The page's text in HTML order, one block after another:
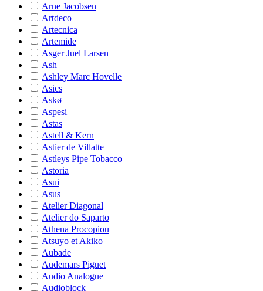
Arne Jacobsen
Artdeco
Artecnica
Artemide
Asger Juel Larsen
Ash
Ashley Marc Hovelle
Asics
Askø
Aspesi
Astas
Astell & Kern
Astier de Villatte
Astleys Pipe Tobacco
Astoria
Asui
Asus
Atelier Diagonal
Atelier do Saparto
Athena Procopiou
Atsuyo et Akiko
Aubade
Audemars Piguet
Audio Analogue
Audioblock